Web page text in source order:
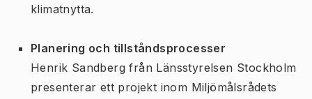
klimatnytta.
Planering och tillståndsprocesser
Henrik Sandberg från Länsstyrelsen Stockholm
presenterar ett projekt inom Miljömålsrådets